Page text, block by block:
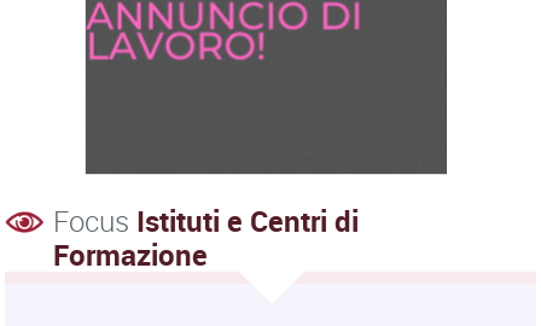
Focus Istituti e Centri di
Formazione